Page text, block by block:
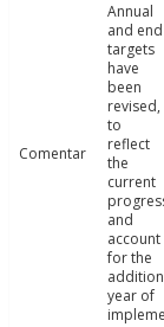
Comentar
Annual
and end
targets
have
been
revised,
to
reflect
the
current
and
account
for the
year of